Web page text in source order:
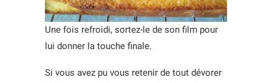
Une fois refroidi, sortez-le de son film pour
lui donner la touche finale.
Si vous avez pu vous retenir de tout dévorer